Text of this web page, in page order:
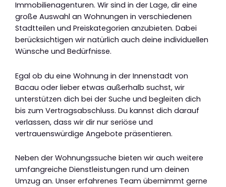
Immobilienagenturen. Wir sind in der Lage, dir eine
große Auswahl an Wohnungen in verschiedenen
Stadtteilen und Preiskategorien anzubieten. Dabei
berücksichtigen wir natürlich auch deine individuellen
Wünsche und Bedürfnisse.
Egal ob du eine Wohnung in der Innenstadt von
Bacau oder lieber etwas außerhalb suchst, wir
unterstützen dich bei der Suche und begleiten dich
bis zum Vertragsabschluss. Du kannst dich darauf
verlassen, dass wir dir nur seriöse und
vertrauenswürdige Angebote präsentieren.
Neben der Wohnungssuche bieten wir auch weitere
umfangreiche Dienstleistungen rund um deinen
Umzug an. Unser erfahrenes Team übernimmt gerne